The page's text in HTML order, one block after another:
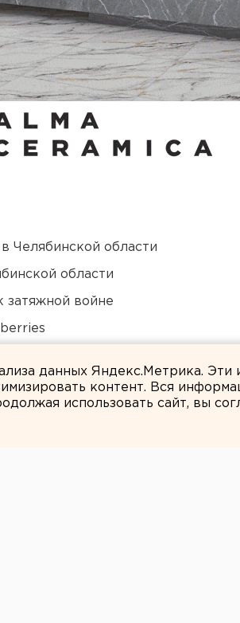
Челябинской области
области
затяжной войне
данных Яндекс.Метрика. Эти
контент. Вся
использовать сайт, вы